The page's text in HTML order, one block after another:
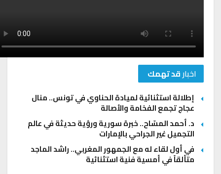
اخبارقد تهمك
إطلالة استثنائية لميادة الحناوي في تونس.. منال
عجاج تجمع الفخامة والأصالة
د. أحمد المسّاح.. خبرة سورية ورؤية حديثة في عالم
التجميل غير الجراحي بالإمارات
في أول لقاء له مع الجمهور المغربي.. راشد الماجد
متألقاً في أمسية فنية استثنائية